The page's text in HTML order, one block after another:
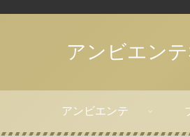
アンビエンテ
アンビエンテ